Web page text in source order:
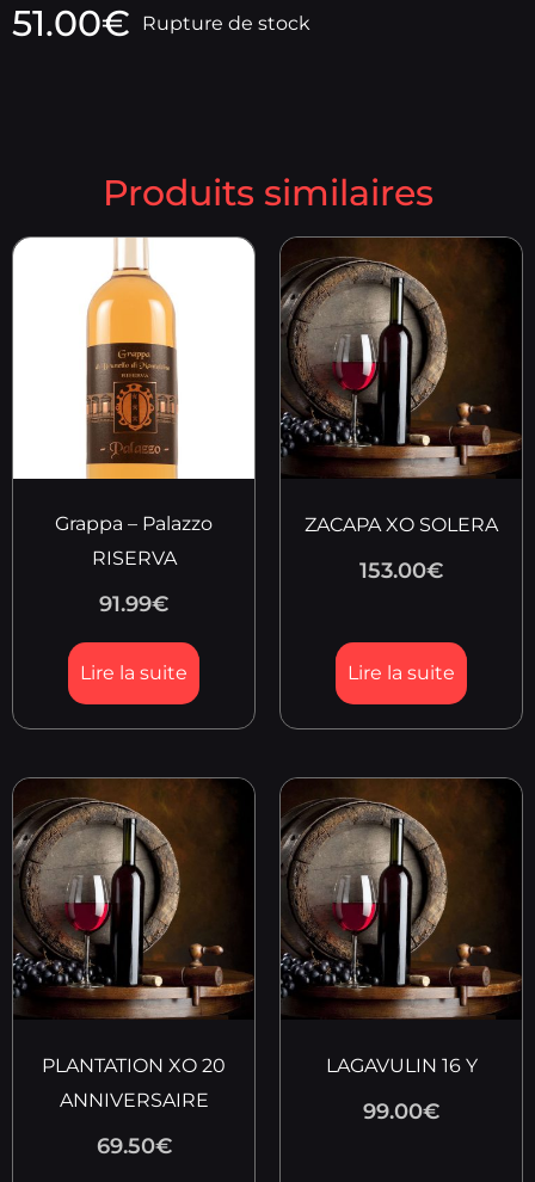
51.00€ Rupture de stock
Produits similaires
Grappa – Palazzo
RISERVA
91.99€
Lire la suite
ZACAPA XO SOLERA
153.00€
Lire la suite
PLANTATION XO 20
ANNIVERSAIRE
69.50€
LAGAVULIN 16 Y
99.00€